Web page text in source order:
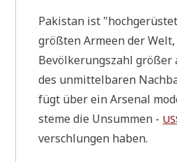
Paki­stan ist
größ­ten Armeen der
Bevöl­ke­rungs­zahl grö­ßer
des unmit­tel­ba­ren
fügt über ein Arse­nal
ste­me die Unsum­men - US
ver­schlun­gen haben.